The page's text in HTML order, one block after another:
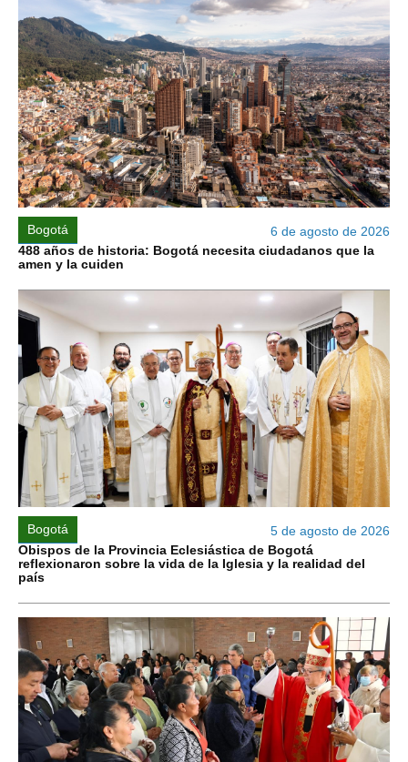
Bogotá
6 de agosto de 2026
488 años de historia: Bogotá necesita ciudadanos que la
amen y la cuiden
Bogotá
5 de agosto de 2026
Obispos de la Provincia Eclesiástica de Bogotá
reflexionaron sobre la vida de la Iglesia y la realidad del
país